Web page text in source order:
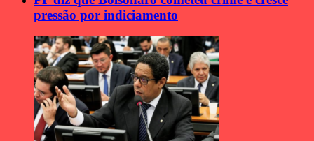
pressão por indiciamento